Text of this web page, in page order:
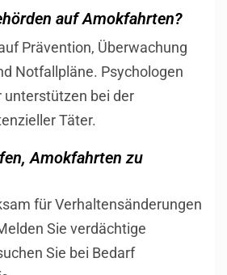
auf Amokfahrten?
Prävention, Überwachung
Notfallpläne. Psychologen
unterstützen bei der
Täter.
Amokfahrten zu
für Verhaltensänderungen
Sie verdächtige
Sie bei Bedarf